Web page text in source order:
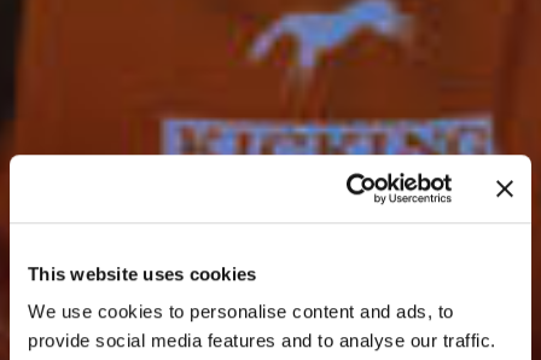
This website uses cookies
We use cookies to personalise content and ads, to
provide social media features and to analyse our traffic.